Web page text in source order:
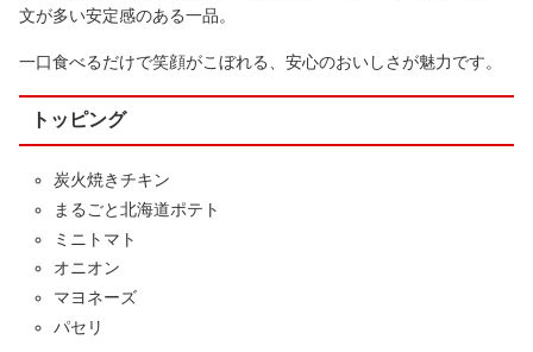
文が多い安定感のある一品。
一口食べるだけで笑顔がこぼれる、安心のおいしさが魅力です。
トッピング
炭火焼きチキン
まるごと北海道ポテト
ミニトマト
オニオン
マヨネーズ
パセリ